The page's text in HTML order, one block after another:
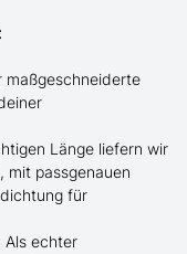
maßgeschneiderte
Länge liefern wir
mit passgenauen
für
Als echter